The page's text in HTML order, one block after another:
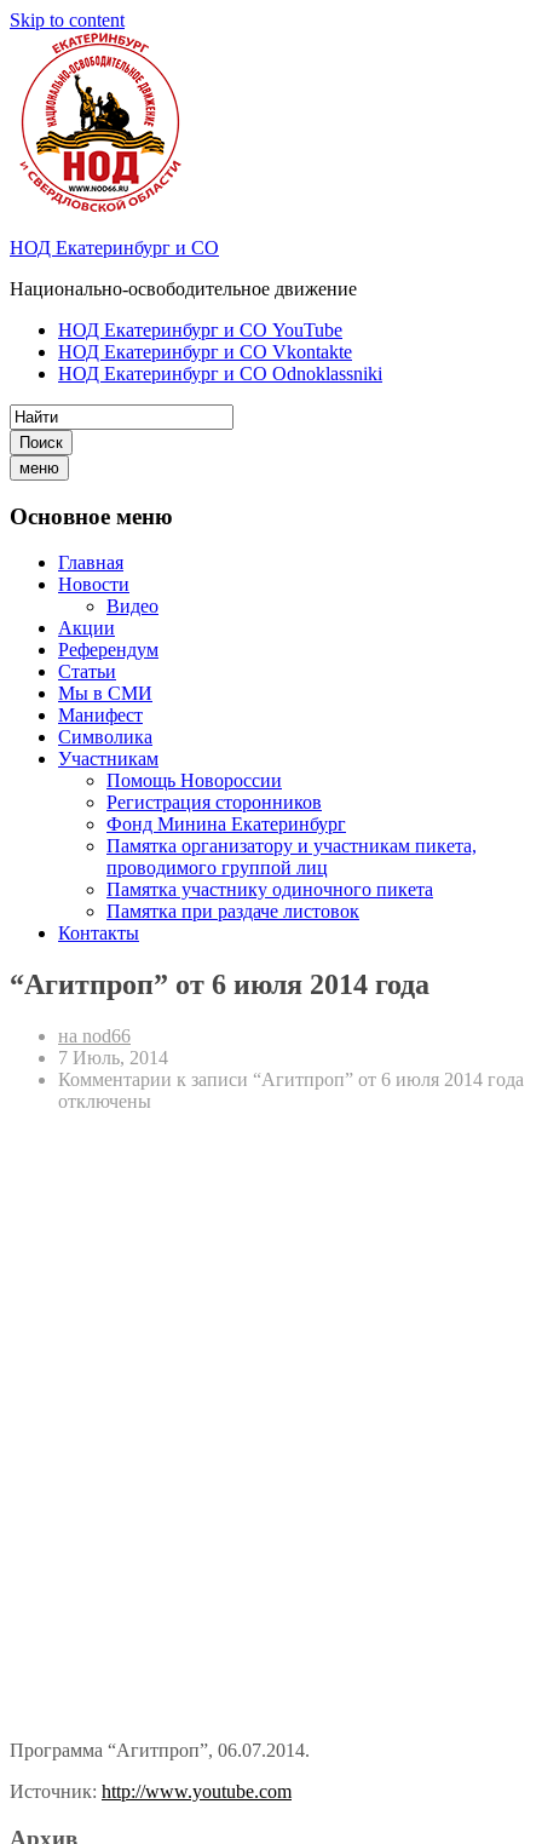
Skip to content
НОД Екатеринбург и СО
Национально-освободительное движение
НОД Екатеринбург и СО YouTube
НОД Екатеринбург и СО Vkontakte
НОД Екатеринбург и СО Odnoklassniki
Поиск
меню
Основное меню
Главная
Новости
Видео
Акции
Референдум
Статьи
Мы в СМИ
Манифест
Символика
Участникам
Помощь Новороссии
Регистрация сторонников
Фонд Минина Екатеринбург
Памятка организатору и участникам пикета,
проводимого группой лиц
Памятка участнику одиночного пикета
Памятка при раздаче листовок
Контакты
“Агитпроп” от 6 июля 2014 года
на nod66
7 Июль, 2014
Комментарии к записи “Агитпроп” от 6 июля 2014 года
отключены
Программа “Агитпроп”, 06.07.2014.
Источник: http://www.youtube.com
Архив